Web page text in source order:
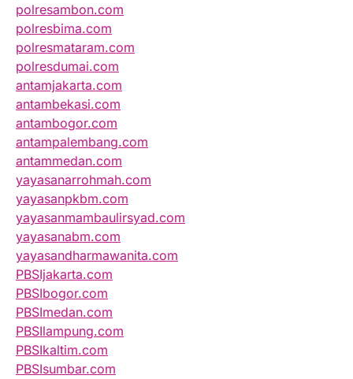
polresambon.com
polresbima.com
polresmataram.com
polresdumai.com
antamjakarta.com
antambekasi.com
antambogor.com
antampalembang.com
antammedan.com
yayasanarrohmah.com
yayasanpkbm.com
yayasanmambaulirsyad.com
yayasanabm.com
yayasandharmawanita.com
PBSIjakarta.com
PBSIbogor.com
PBSImedan.com
PBSIlampung.com
PBSIkaltim.com
PBSIsumbar.com